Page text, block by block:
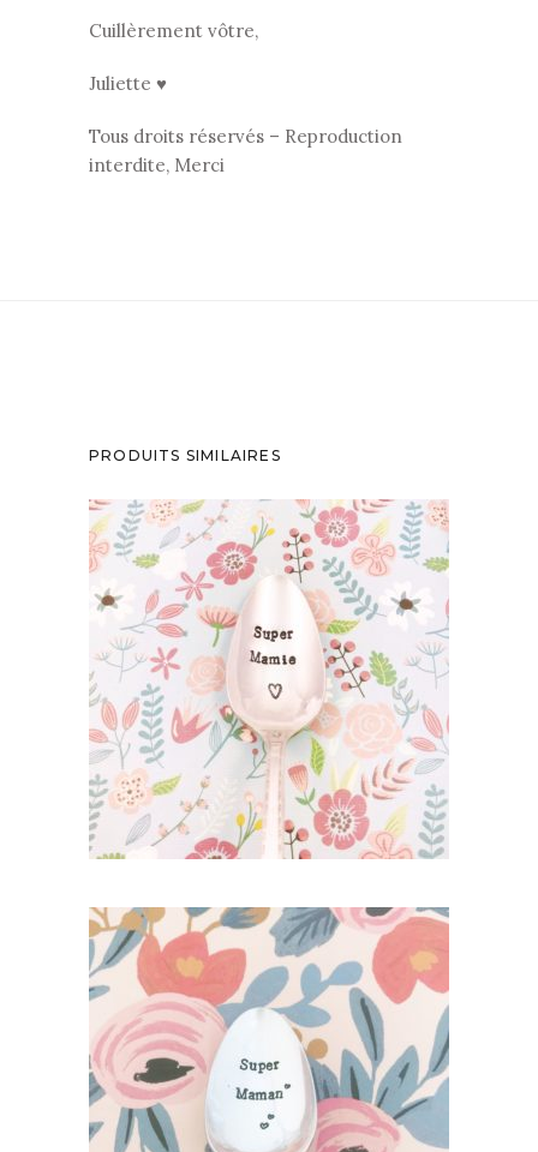
Cuillèrement vôtre,
Juliette ♥
Tous droits réservés – Reproduction
interdite, Merci
PRODUITS SIMILAIRES
PETITE CUILLÈRE GRAVÉE VINTAGE :
SUPER MAMIE
35,00€
AJOUTER AU PANIER
PETITE CUILLÈRE GRAVÉE VINTAGE :
SUPER MAMAN
35,00
AJOUTER AU PANIER